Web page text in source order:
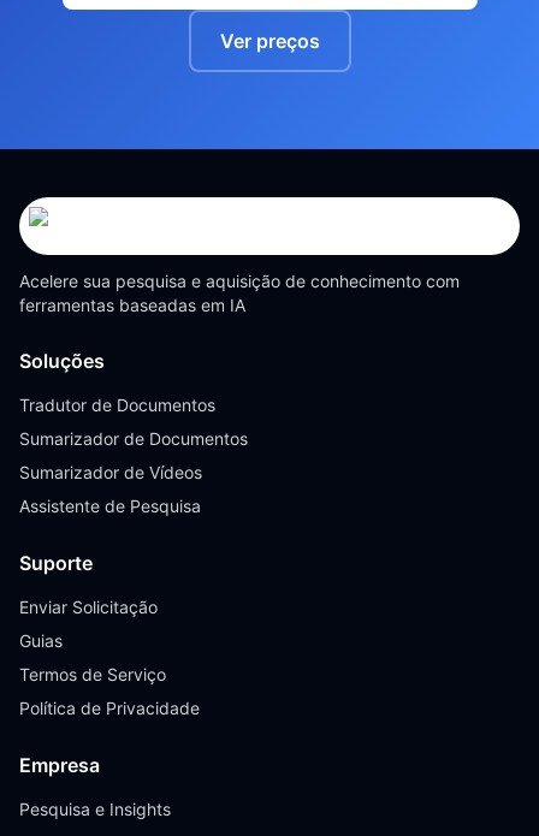
Ver preços
Acelere sua pesquisa e aquisição de conhecimento com
ferramentas baseadas em IA
Soluções
Tradutor de Documentos
Sumarizador de Documentos
Sumarizador de Vídeos
Assistente de Pesquisa
Suporte
Enviar Solicitação
Guias
Termos de Serviço
Política de Privacidade
Empresa
Pesquisa e Insights